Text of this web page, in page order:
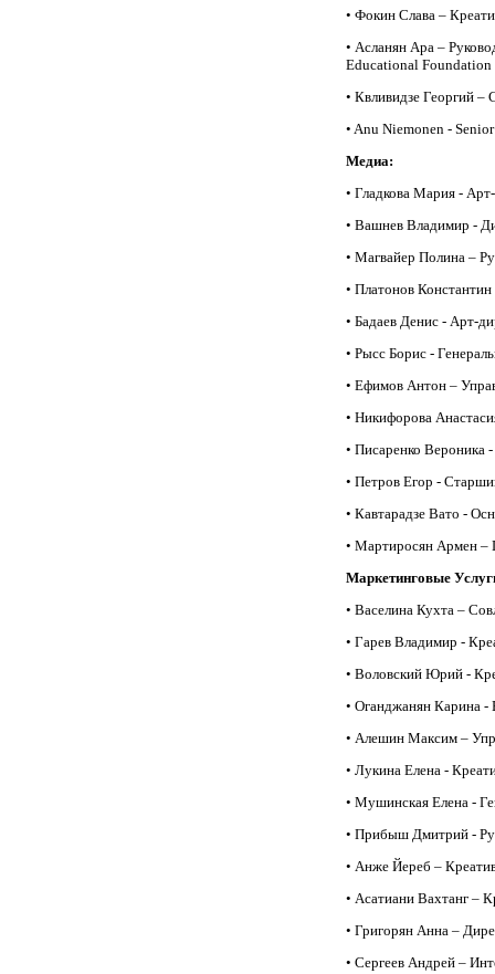
• Фокин Слава –
• Асланян Ара –
Educational Foundation
• Квливидзе Георгий
• Anu Niemonen -
Медиа:
• Гладкова Мария -
• Вашнев Владимир -
• Магвайер Полина –
• Платонов
• Бадаев Денис - Арт-
• Рысс Борис -
• Ефимов Антон –
• Никифорова
• Писаренко Вероника
• Петров Егор -
• Кавтарадзе Вато -
• Мартиросян Армен –
Маркетинговые
• Васелина Кухта –
• Гарев Владимир -
• Воловский Юрий -
• Оганджанян Карина -
• Алешин Максим –
• Лукина Елена -
• Мушинская Елена -
• Прибыш Дмитрий -
• Анже Йереб –
• Асатиани Вахтанг –
• Григорян Анна –
• Сергеев Андрей –